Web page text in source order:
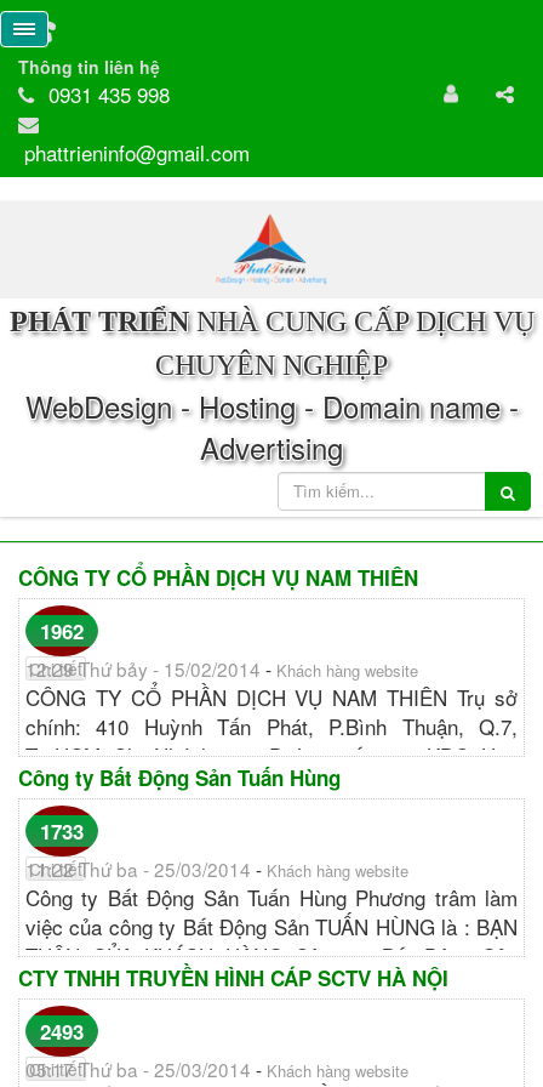
Thông tin liên hệ
0931 435 998
phattrieninfo@gmail.com
PHÁT TRIỂNNHÀ CUNG CẤP DỊCH VỤ
CHUYÊN NGHIỆP
WebDesign - Hosting - Domain name -
Advertising
CÔNG TY CỔ PHẦN DỊCH VỤ NAM THIÊN
1962
Chi tiết
12:29 Thứ bảy - 15/02/2014 - Khách hàng website
CÔNG TY CỔ PHẦN DỊCH VỤ NAM THIÊN Trụ sở
chính: 410 Huỳnh Tấn Phát, P.Bình Thuận, Q.7,
Tp.HCM Chi Nhánh: 22, Đường số 10 - KDC Him
Lam, P.Tân Hưng, Q.7. Điện thoại:...
http://namthienservices.com/...
Công ty Bất Động Sản Tuấn Hùng
1733
Chi tiết
11:22 Thứ ba - 25/03/2014 - Khách hàng website
Công ty Bất Động Sản Tuấn Hùng Phương trâm làm
việc của công ty Bất Động Sản TUẤN HÙNG là : BẠN
THÂN CỦA KHÁCH HÀNG Công ty Bất Động Sản
TUẤN HÙNG hoạt...
http://www.tuanhungland.com...
CTY TNHH TRUYỀN HÌNH CÁP SCTV HÀ NỘI
2493
Chi tiết
05:17 Thứ ba - 25/03/2014 - Khách hàng website